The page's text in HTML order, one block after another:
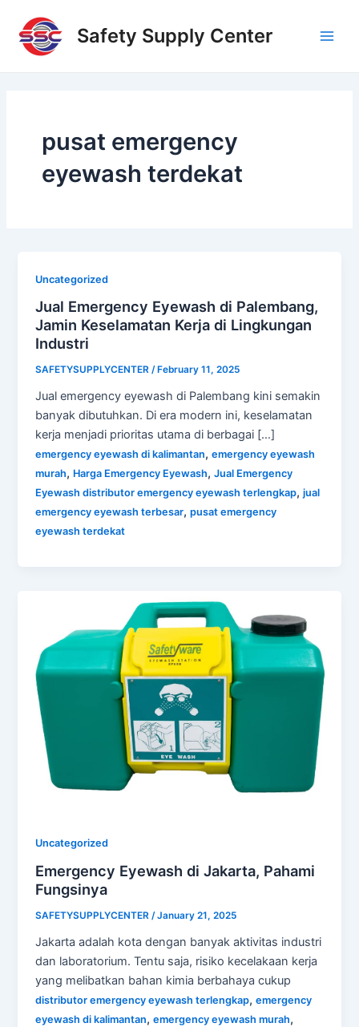
content
Safety Supply Center
pusat emergency
eyewash terdekat
Uncategorized
Jual Emergency Eyewash di Palembang,
Jamin Keselamatan Kerja di Lingkungan
Industri
SAFETYSUPPLYCENTER/ February 11, 2025
Jual emergency eyewash di Palembang kini semakin
banyak dibutuhkan. Di era modern ini, keselamatan
kerja menjadi prioritas utama di berbagai […]
emergency eyewash di kalimantan,emergency eyewash
murah, Harga Emergency Eyewash,Jual Emergency
Eyewash distributor emergency eyewash terlengkap,jual
emergency eyewash terbesar,pusat emergency
eyewash terdekat
Uncategorized
Emergency Eyewash di Jakarta, Pahami
Fungsinya
SAFETYSUPPLYCENTER/January 21, 2025
Jakarta adalah kota dengan banyak aktivitas industri
dan laboratorium. Tentu saja, risiko kecelakaan kerja
yang melibatkan bahan kimia berbahaya cukup
distributor emergency eyewash terlengkap,emergency
eyewash di kalimantan,emergency eyewash murah,